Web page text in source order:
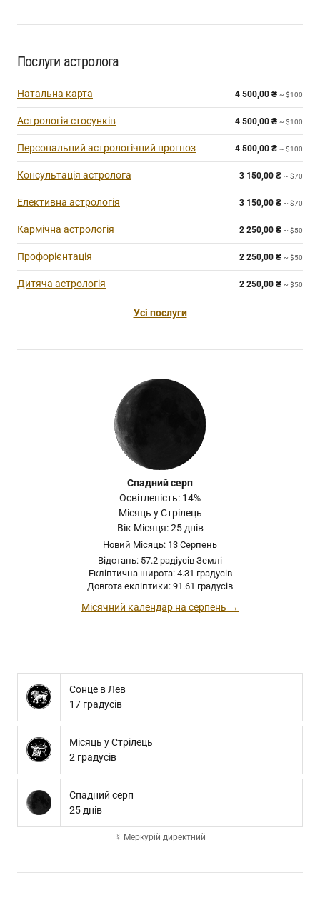
Послуги астролога
Натальна карта 4 500,00 ₴ ~ $100
Астрологія стосунків 4 500,00 ₴ ~ $100
Персональний астрологічний прогноз 4 500,00 ₴ ~ $100
Консультація астролога 3 150,00 ₴ ~ $70
Елективна астрологія 3 150,00 ₴ ~ $70
Кармічна астрологія 2 250,00 ₴ ~ $50
Профорієнтація 2 250,00 ₴ ~ $50
Дитяча астрологія 2 250,00 ₴ ~ $50
Усі послуги
Спадний серп
Освітленість: 14%
Місяць у Стрілець
Вік Місяця: 25 днів
Новий Місяць: 13 Серпень
Відстань: 57.2 радіусів Землі
Екліптична широта: 4.31 градусів
Довгота екліптики: 91.61 градусів
Місячний календар на серпень →
Сонце в Лев
17 градусів
Місяць у Стрілець
2 градусів
Спадний серп
25 днів
☿ Меркурій директний